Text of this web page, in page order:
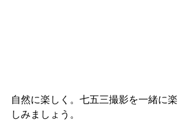
自然に楽しく。七五三撮影を一緒に楽
しみましょう。